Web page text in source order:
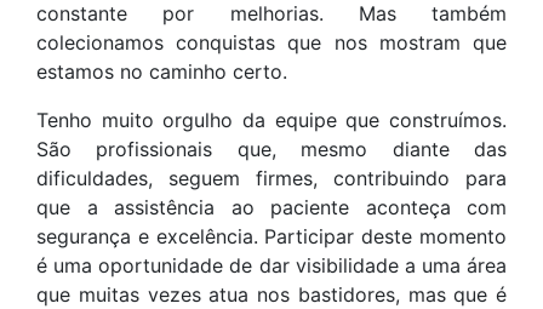
constante por melhorias. Mas também
colecionamos conquistas que nos mostram que
estamos no caminho certo.
Tenho muito orgulho da equipe que construímos.
São profissionais que, mesmo diante das
dificuldades, seguem firmes, contribuindo para
que a assistência ao paciente aconteça com
segurança e excelência. Participar deste momento
é uma oportunidade de dar visibilidade a uma área
que muitas vezes atua nos bastidores, mas que é